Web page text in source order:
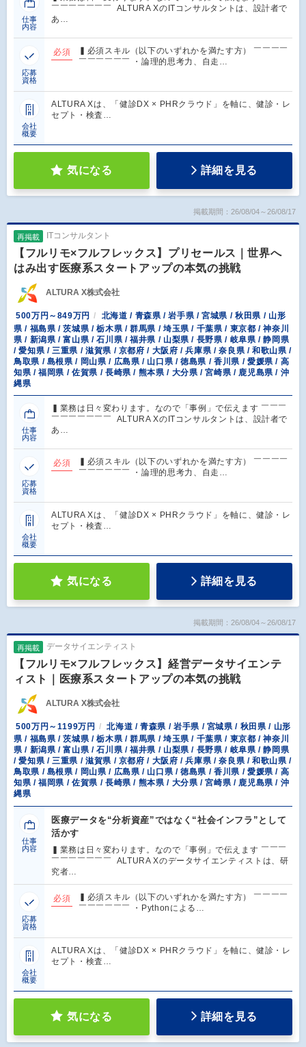
仕事
内容
￣￣￣￣￣￣￣ ALTURA XのITコンサルタントは、設計者で
あ…
応募
資格
必須
▍必須スキル（以下のいずれかを満たす方） ￣￣￣￣
￣￣￣￣￣￣ ・論理的思考力、自走…
会社
概要
ALTURA Xは、「健診DX × PHRクラウド」を軸に、健診・レ
セプト・検査…
気になる 詳細を見る
掲載期間：26/08/04～26/08/17
再掲載 ITコンサルタント
【フルリモ×フルフレックス】プリセールス｜世界へ
はみ出す医療系スタートアップの本気の挑戦
ALTURA X株式会社
500万円～849万円
北海道 / 青森県 / 岩手県 / 宮城県 / 秋田県 / 山形
県 / 福島県 / 茨城県 / 栃木県 / 群馬県 / 埼玉県 / 千葉県 / 東京都 / 神奈川
県 / 新潟県 / 富山県 / 石川県 / 福井県 / 山梨県 / 長野県 / 岐阜県 / 静岡県
/ 愛知県 / 三重県 / 滋賀県 / 京都府 / 大阪府 / 兵庫県 / 奈良県 / 和歌山県 /
鳥取県 / 島根県 / 岡山県 / 広島県 / 山口県 / 徳島県 / 香川県 / 愛媛県 / 高
知県 / 福岡県 / 佐賀県 / 長崎県 / 熊本県 / 大分県 / 宮崎県 / 鹿児島県 / 沖
縄県
仕事
内容
▍業務は日々変わります。なので「事例」で伝えます ￣￣￣
￣￣￣￣￣￣￣ ALTURA XのITコンサルタントは、設計者で
あ…
応募
資格
必須
▍必須スキル（以下のいずれかを満たす方） ￣￣￣￣
￣￣￣￣￣￣ ・論理的思考力、自走…
会社
概要
ALTURA Xは、「健診DX × PHRクラウド」を軸に、健診・レ
セプト・検査…
気になる 詳細を見る
掲載期間：26/08/04～26/08/17
再掲載 データサイエンティスト
【フルリモ×フルフレックス】経営データサイエンテ
ィスト｜医療系スタートアップの本気の挑戦
ALTURA X株式会社
500万円～1199万円
北海道 / 青森県 / 岩手県 / 宮城県 / 秋田県 / 山形
県 / 福島県 / 茨城県 / 栃木県 / 群馬県 / 埼玉県 / 千葉県 / 東京都 / 神奈川
県 / 新潟県 / 富山県 / 石川県 / 福井県 / 山梨県 / 長野県 / 岐阜県 / 静岡県
/ 愛知県 / 三重県 / 滋賀県 / 京都府 / 大阪府 / 兵庫県 / 奈良県 / 和歌山県 /
鳥取県 / 島根県 / 岡山県 / 広島県 / 山口県 / 徳島県 / 香川県 / 愛媛県 / 高
知県 / 福岡県 / 佐賀県 / 長崎県 / 熊本県 / 大分県 / 宮崎県 / 鹿児島県 / 沖
縄県
仕事
内容
医療データを“分析資産”ではなく“社会インフラ”として
活かす
▍業務は日々変わります。なので「事例」で伝えます ￣￣￣
￣￣￣￣￣￣￣ ALTURA Xのデータサイエンティストは、研
究者…
応募
資格
必須
▍必須スキル（以下のいずれかを満たす方） ￣￣￣￣
￣￣￣￣￣￣ ・Pythonによる…
会社
概要
ALTURA Xは、「健診DX × PHRクラウド」を軸に、健診・レ
セプト・検査…
気になる 詳細を見る